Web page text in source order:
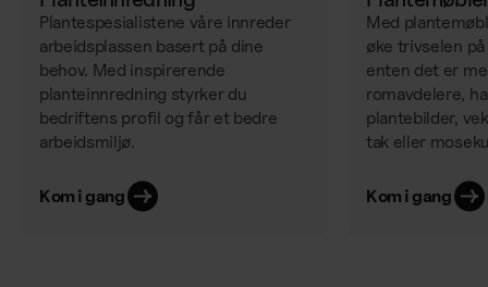
Plantespesialistene våre innreder
arbeidsplassen basert på dine
behov. Med inspirerende
planteinnredning styrker du
bedriftens profil og får et bedre
arbeidsmiljø.
Kom i gang
Med
øke trivselen
enten det er
romavdelere,
plantebilder,
tak eller
Kom i gang